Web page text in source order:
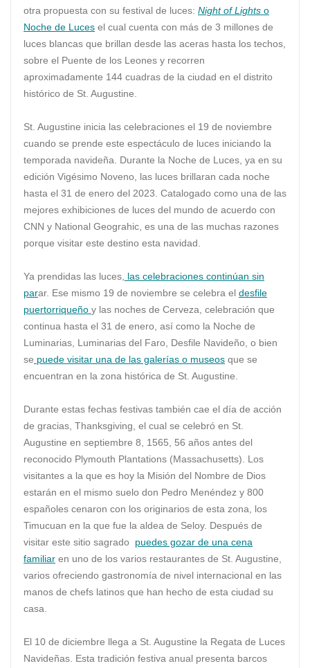
otra propuesta con su festival de luces: Night of Lights o
Noche de Luces el cual cuenta con más de 3 millones de
luces blancas que brillan desde las aceras hasta los techos,
sobre el Puente de los Leones y recorren
aproximadamente 144 cuadras de la ciudad en el distrito
histórico de St. Augustine.
St. Augustine inicia las celebraciones el 19 de noviembre
cuando se prende este espectáculo de luces iniciando la
temporada navideña. Durante la Noche de Luces, ya en su
edición Vigésimo Noveno, las luces brillaran cada noche
hasta el 31 de enero del 2023. Catalogado como una de las
mejores exhibiciones de luces del mundo de acuerdo con
CNN y National Geograhic, es una de las muchas razones
porque visitar este destino esta navidad.
Ya prendidas las luces, las celebraciones continúan sin
parar. Ese mismo 19 de noviembre se celebra el desfile
puertorriqueño y las noches de Cerveza, celebración que
continua hasta el 31 de enero, así como la Noche de
Luminarias, Luminarias del Faro, Desfile Navideño, o bien
se puede visitar una de las galerías o museos que se
encuentran en la zona histórica de St. Augustine.
Durante estas fechas festivas también cae el día de acción
de gracias, Thanksgiving, el cual se celebró en St.
Augustine en septiembre 8, 1565, 56 años antes del
reconocido Plymouth Plantations (Massachusetts). Los
visitantes a la que es hoy la Misión del Nombre de Dios
estarán en el mismo suelo don Pedro Menéndez y 800
españoles cenaron con los originarios de esta zona, los
Timucuan en la que fue la aldea de Seloy. Después de
visitar este sitio sagrado puedes gozar de una cena
familiar en uno de los varios restaurantes de St. Augustine,
varios ofreciendo gastronomía de nivel internacional en las
manos de chefs latinos que han hecho de esta ciudad su
casa.
El 10 de diciembre llega a St. Augustine la Regata de Luces
Navideñas. Esta tradición festiva anual presenta barcos